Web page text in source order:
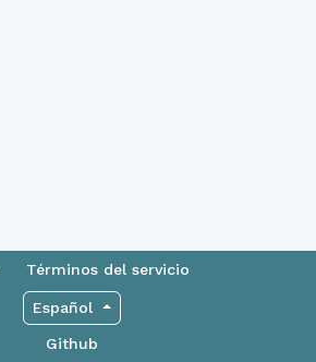
Términos del servicio
Español
Github